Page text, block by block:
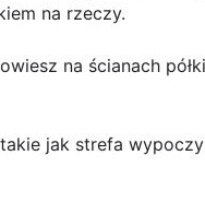
na rzeczy.
na ścianach
jak strefa